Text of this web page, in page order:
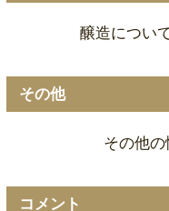
醸造につい
その他
その他の
コメント